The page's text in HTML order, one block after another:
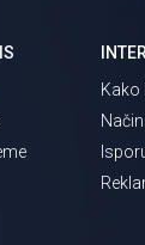
Kako